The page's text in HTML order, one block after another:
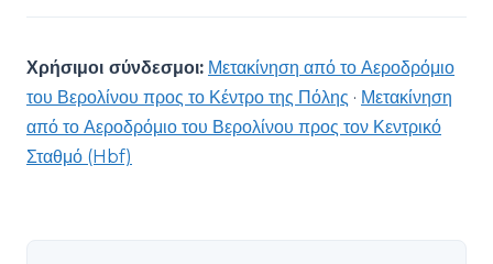
Χρήσιμοι σύνδεσμοι: Μετακίνηση από το Αεροδρόμιο
του Βερολίνου προς το Κέντρο της Πόλης · Μετακίνηση
από το Αεροδρόμιο του Βερολίνου προς τον Κεντρικό
Σταθμό (Hbf)